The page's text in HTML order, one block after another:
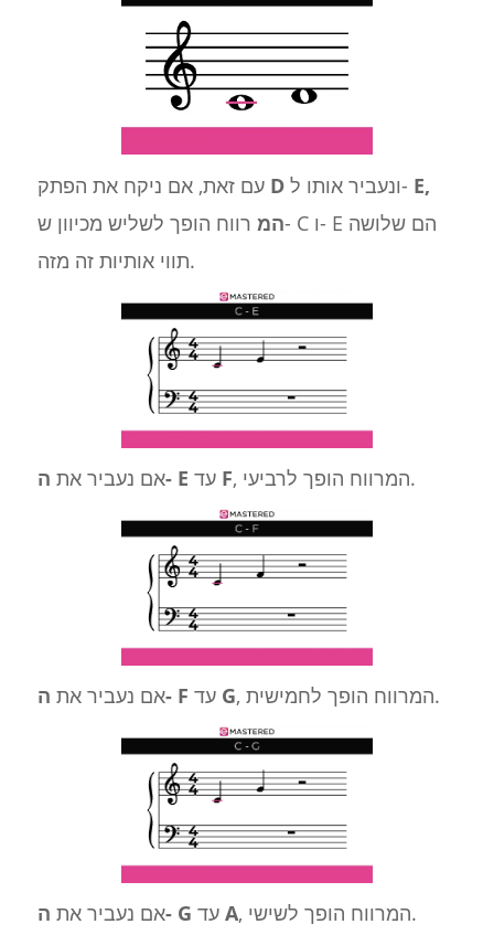
עם זאת, אם ניקח את הפתק D ונעביר אותו ל- E,
המ רווח הופך לשליש מכיוון ש- C ו- E הם שלושה
תווי אותיות זה מזה.
אם נעביר אתה- E עד F , המרווח הופך לרביעי.
אם נעביר אתה- F עד G , המרווח הופך לחמישית.
אם נעביר אתה- G עד A , המרווח הופך לשישי.